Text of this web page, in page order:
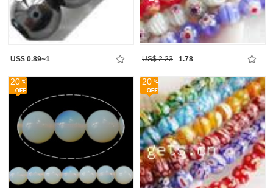
US$ 0.89~1 US$ 2.23 1.78
20 20